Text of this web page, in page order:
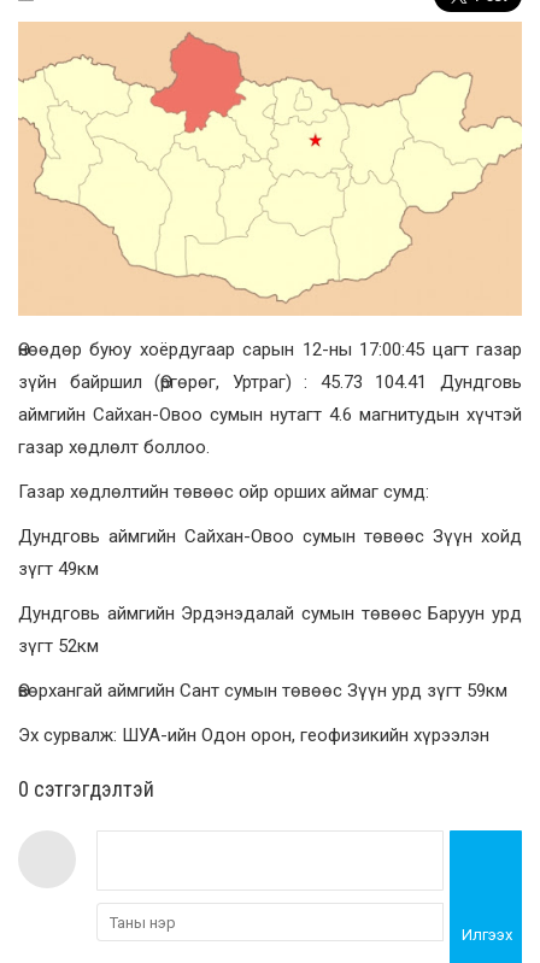
Өнөөдөр буюу хоёрдугаар сарын 12-ны 17:00:45 цагт газар
зүйн байршил (Өргөрөг, Уртраг) : 45.73 104.41 Дундговь
аймгийн Сайхан-Овоо сумын нутагт 4.6 магнитудын хүчтэй
газар хөдлөлт боллоо.
Газар хөдлөлтийн төвөөс ойр орших аймаг сумд:
Дундговь аймгийн Сайхан-Овоо сумын төвөөс Зүүн хойд
зүгт 49км
Дундговь аймгийн Эрдэнэдалай сумын төвөөс Баруун урд
зүгт 52км
Өвөрхангай аймгийн Сант сумын төвөөс Зүүн урд зүгт 59км
Эх сурвалж: ШУА-ийн Одон орон, геофизикийн хүрээлэн
0 cэтгэгдэлтэй
Илгээх